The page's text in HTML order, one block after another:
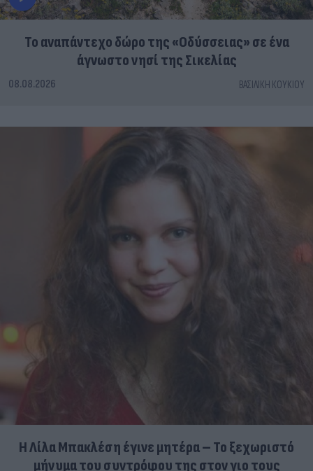
To αναπάντεχο δώρο της «Οδύσσειας» σε ένα
άγνωστο νησί της Σικελίας
08.08.2026 ΒΑΣΙΛΙΚΉ ΚΟΥΚΊΟΥ
Η Λίλα Μπακλέση έγινε μητέρα – Το ξεχωριστό
μήνυμα του συντρόφου της στον γιο τους